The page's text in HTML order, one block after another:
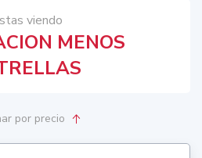
viendo
MENOS
por precio